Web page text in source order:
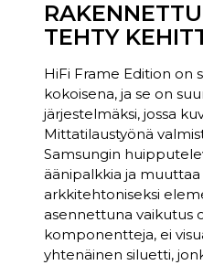
TEHTY
HiFi Frame Edition on
kokoisena, ja se on
järjestelmäksi, jossa
Mittatilaustyönä
Samsungin
äänipalkkia ja
arkkitehtoniseksi
asennettuna vaikutus
komponentteja, ei
yhtenäinen siluetti,